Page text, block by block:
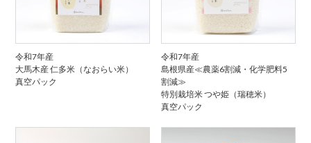
令和7年産
大馬木産 仁多米（なおらい米）
真空パック
令和7年産
島根県産≪農薬6割減・化学肥料5
割減≫
特別栽培米 つや姫（瑞穂米）
真空パック